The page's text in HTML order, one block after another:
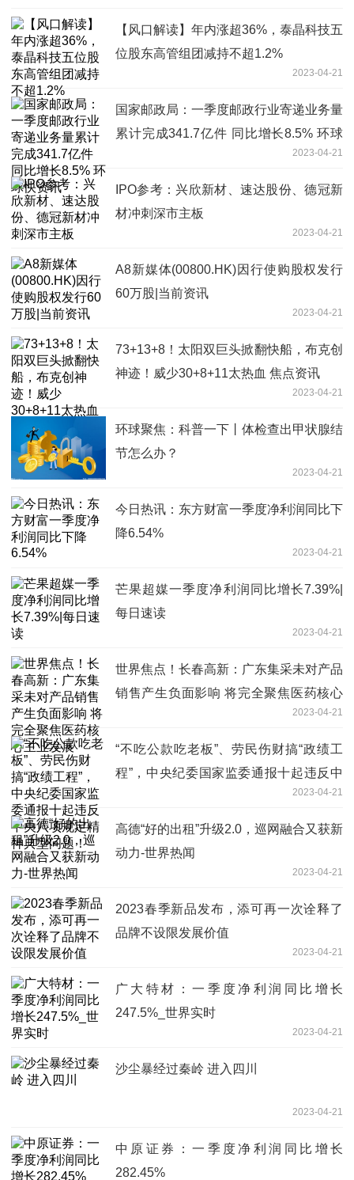
【风口解读】年内涨超36%，泰晶科技五
位股东高管组团减持不超1.2%
2023-04-21
国家邮政局：一季度邮政行业寄递业务量
累计完成341.7亿件 同比增长8.5% 环球
2023-04-21
IPO参考：兴欣新材、速达股份、德冠新
材冲刺深市主板
2023-04-21
A8新媒体(00800.HK)因行使购股权发行
60万股|当前资讯
2023-04-21
73+13+8！太阳双巨头掀翻快船，布克创
神迹！威少30+8+11太热血 焦点资讯
2023-04-21
环球聚焦：科普一下丨体检查出甲状腺结
节怎么办？
2023-04-21
今日热讯：东方财富一季度净利润同比下
降6.54%
2023-04-21
芒果超媒一季度净利润同比增长7.39%|
每日速读
2023-04-21
世界焦点！长春高新：广东集采未对产品
销售产生负面影响 将完全聚焦医药核心
2023-04-21
“不吃公款吃老板”、劳民伤财搞“政绩工
程”，中央纪委国家监委通报十起违反中
2023-04-21
高德“好的出租”升级2.0，巡网融合又获新
动力-世界热闻
2023-04-21
2023春季新品发布，添可再一次诠释了
品牌不设限发展价值
2023-04-21
广大特材：一季度净利润同比增长
247.5%_世界实时
2023-04-21
沙尘暴经过秦岭 进入四川
2023-04-21
中原证券：一季度净利润同比增长
282.45%